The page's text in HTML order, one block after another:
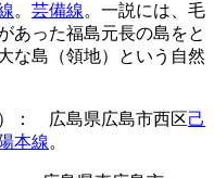
。 芸備線。一説には、毛
あった福島元長の島をと
な島（領地）という自然
： 広島県広島市西区己
本線。